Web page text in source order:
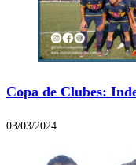
Copa de Clubes:
03/03/2024